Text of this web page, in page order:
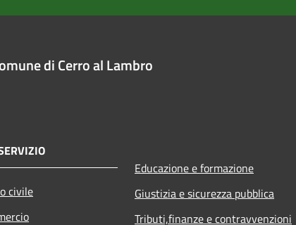
di Cerro al Lambro
civile
Educazione e formazione
Giustizia e sicurezza pubblica
Tributi,finanze e contravvenzioni